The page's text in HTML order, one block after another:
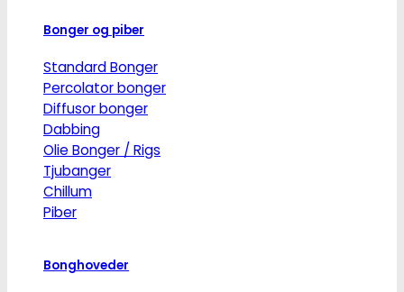
Bonger og piber
Standard Bonger
Percolator bonger
Diffusor bonger
Dabbing
Olie Bonger / Rigs
Tjubanger
Chillum
Piber
Bonghoveder